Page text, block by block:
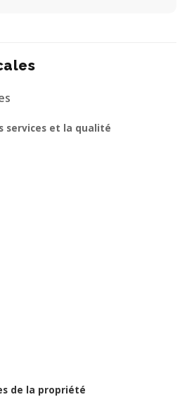
services et la qualité
de la propriété